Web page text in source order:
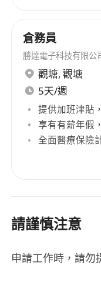
倉務員
勝達電子科技有限公
觀塘, 觀塘
5天/週
提供加班津貼
享有有薪年假
全面醫療保險
請謹慎注意
申請工作時，請勿